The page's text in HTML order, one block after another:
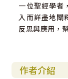
一位聖經學者
入而詳盡地闡
反思與應用，
作者介紹